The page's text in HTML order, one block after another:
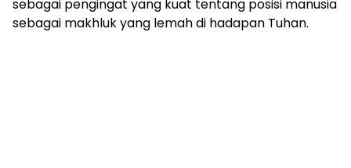
sebagai pengingat yang kuat tentang posisi manusia
sebagai makhluk yang lemah di hadapan Tuhan.